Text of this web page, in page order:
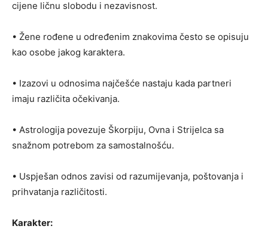
cijene ličnu slobodu i nezavisnost.
• Žene rođene u određenim znakovima često se opisuju
kao osobe jakog karaktera.
• Izazovi u odnosima najčešće nastaju kada partneri
imaju različita očekivanja.
• Astrologija povezuje Škorpiju, Ovna i Strijelca sa
snažnom potrebom za samostalnošću.
• Uspješan odnos zavisi od razumijevanja, poštovanja i
prihvatanja različitosti.
Karakter: